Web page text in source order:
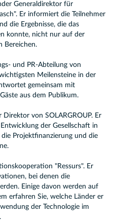
Generaldirektor für
Er informiert die Teilnehmer
die Ergebnisse, die das
konnte, nicht nur auf der
Bereichen.
und PR-Abteilung von
Meilensteine in der
gemeinsam mit
aus dem Publikum.
Direktor von SOLARGROUP. Er
der Gesellschaft in
Projektfinanzierung und die
"Ressurs". Er
bei denen die
Einige davon werden auf
erfahren Sie, welche Länder er
der Technologie im